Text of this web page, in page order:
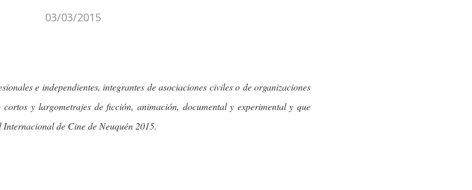
03/03/2015
e independientes, integrantes de asociaciones civiles o de organizaciones
y largometrajes de ficción, animación, documental y experimental y que
de Cine de Neuquén 2015.